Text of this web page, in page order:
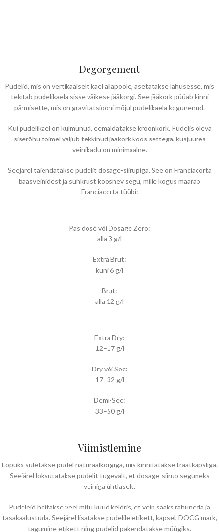
Degorgement
Pudelid, mis on vertikaalselt kael allapoole, asetatakse lahusesse, mis
tekitab pudelikaela sisse väikese jääkorgi. See jääkork püüab kinni
pärmisette, mis on gravitatsiooni mõjul pudelikaela kogunenud.
Kui pudelikael on külmunud, eemaldatakse kroonkork. Pudelis oleva
siserõhu toimel väljub tekkinud jääkork koos settega, kusjuures
veinikadu on minimaalne.
Seejärel täiendatakse pudelit dosage-siirupiga. See on Franciacorta
baasveinidest ja suhkrust koosnev segu, mille kogus määrab
Franciacorta tüübi:
Pas dosé või Dosage Zero:
alla 3 g/l
Extra Brut:
kuni 6 g/l
Brut:
alla 12 g/l
Extra Dry:
12–17 g/l
Dry või Sec:
17–32 g/l
Demi-Sec:
33–50 g/l
Viimistlemine
Lõpuks suletakse pudel naturaalkorgiga, mis kinnitatakse traatkapsliga.
Seejärel loksutatakse pudelit tugevalt, et dosage-siirup seguneks
veiniga ühtlaselt.
Pudeleid hoitakse veel mitu kuud keldris, et vein saaks rahuneda ja
tasakaalustuda. Seejärel lisatakse pudelile etikett, kapsel, DOCG mark,
tagumine etikett ning pudelid pakendatakse müügiks.